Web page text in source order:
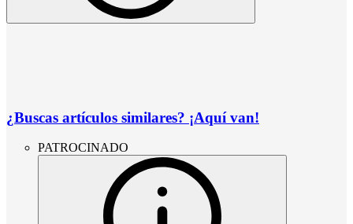
¿Buscas artículos similares? ¡Aquí van!
PATROCINADO